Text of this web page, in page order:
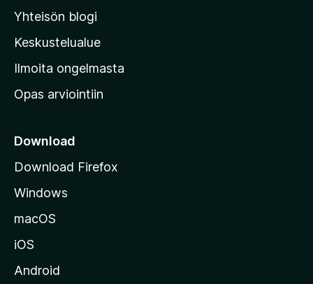
a
n
v
r
k
s
i
s
t
Yhteisön blogi
Keskustelualue
Ilmoita ongelmasta
Opas arviointiin
Download
Download Firefox
Windows
macOS
iOS
Android